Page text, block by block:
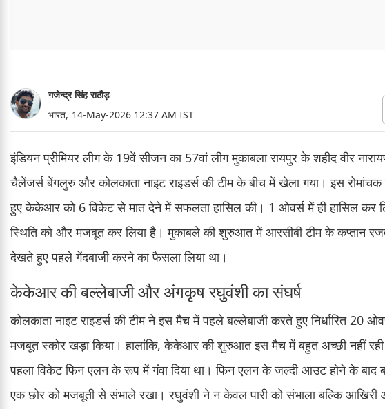
गजेन्द्र सिंह राठौड़
भारत, 14-May-2026 12:37 AM IST
इंडियन प्रीमियर लीग के 19वें सीजन का 57वां लीग मुकाबला रायपुर के शहीद वीर
चैलेंजर्स बेंगलुरु और कोलकाता नाइट राइडर्स की टीम के बीच में खेला गया। इस
हुए केकेआर को 6 विकेट से मात देने में सफलता हासिल की। 1 ओवर्स में ही हासिल कर
स्थिति को और मजबूत कर लिया है। मुकाबले की शुरुआत में आरसीबी टीम के कप्तान रजत
देखते हुए पहले गेंदबाजी करने का फैसला लिया था।
केकेआर की बल्लेबाजी और अंगकृष रघुवंशी का संघर्ष
कोलकाता नाइट राइडर्स की टीम ने इस मैच में पहले बल्लेबाजी करते हुए निर्धारित 20
मजबूत स्कोर खड़ा किया। हालांकि, केकेआर की शुरुआत इस मैच में बहुत अच्छी नहीं
पहला विकेट फिन एलन के रूप में गंवा दिया था। फिन एलन के जल्दी आउट होने के बाद
एक छोर को मजबूती से संभाले रखा। रघुवंशी ने न केवल पारी को संभाला बल्कि